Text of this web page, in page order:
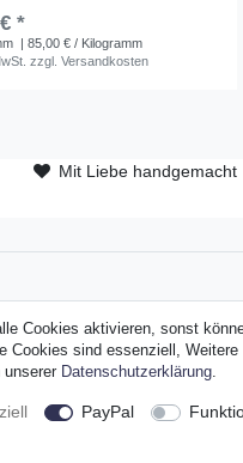
*
| 85,00 € / Kilogramm
zzgl.Versandkosten
Mit Liebe handgemacht
Cookies aktivieren, sonst
Cookies sind essenziell,
unserer Daten­schutz­erklärung.
PayPal